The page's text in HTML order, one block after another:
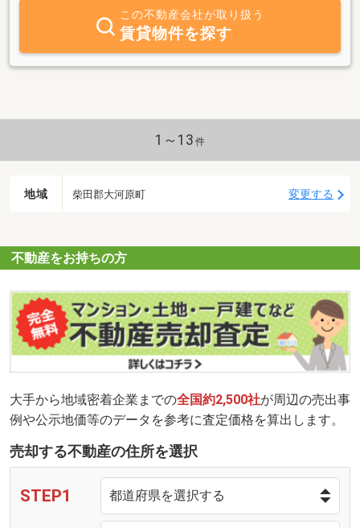
す。定休日なし。（夏季・年末年始以外営業中）営業時間平日9：
00～18：00 土日祝9：00～17：30
この不動産会社が取り扱う
賃貸物件を探す
1～13 件
地域 柴田郡大河原町 変更する
不動産をお持ちの方
大手から地域密着企業までの全国約2,500社が周辺の売出事
例や公示地価等のデータを参考に査定価格を算出します。
売却する不動産の住所を選択
STEP1